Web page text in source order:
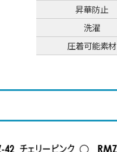
昇華防止
洗濯
圧着可能素材